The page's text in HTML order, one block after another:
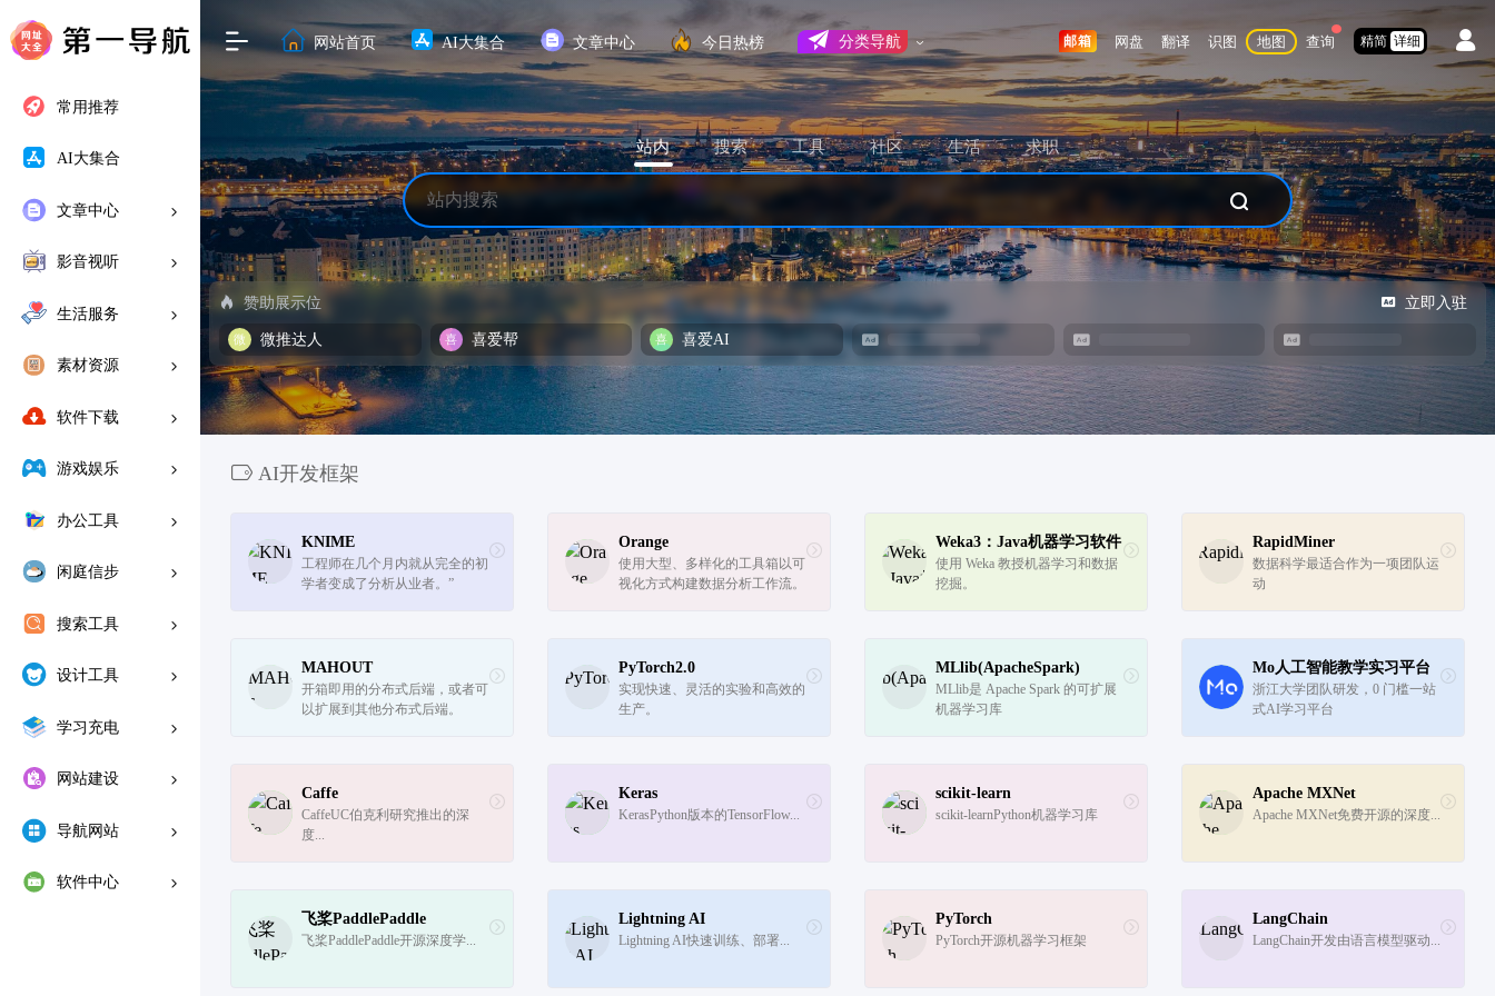
常用推荐
AI大集合
文章中心
影音视听
生活服务
素材资源
软件下载
游戏娱乐
办公工具
闲庭信步
搜索工具
设计工具
学习充电
网站建设
导航网站
软件中心
网站首页 AI大集合 文章中心 今日热榜 分类导航 邮箱 网盘 翻译 识图 地图 查询 精简 详细
站内 搜索 工具 社区 生活 求职
赞助展示位 立即入驻
微推达人 喜爱帮 喜爱AI
AI开发框架
KNIME
工程师在几个月内就从完全的初
学者变成了分析从业者。”
Orange
使用大型、多样化的工具箱以可
视化方式构建数据分析工作流。
Weka3：Java机器学习软件
使用 Weka 教授机器学习和数据
挖掘。
RapidMiner
数据科学最适合作为一项团队运
动
MAHOUT
开箱即用的分布式后端，或者可
以扩展到其他分布式后端。
PyTorch2.0
实现快速、灵活的实验和高效的
生产。
MLlib(ApacheSpark)
MLlib是 Apache Spark 的可扩展
机器学习库
Mo人工智能教学实习平台
浙江大学团队研发，0 门槛一站
式AI学习平台
Caffe
CaffeUC伯克利研究推出的深
度...
Keras
KerasPython版本的TensorFlow...
scikit-learn
scikit-learnPython机器学习库
Apache MXNet
Apache MXNet免费开源的深度...
飞桨PaddlePaddle
飞桨PaddlePaddle开源深度学...
Lightning AI
Lightning AI快速训练、部署...
PyTorch
PyTorch开源机器学习框架
LangChain
LangChain开发由语言模型驱动...